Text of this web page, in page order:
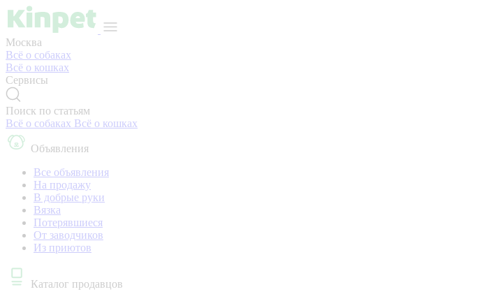
Москва
Всё о собаках
Всё о кошках
Сервисы
Поиск по статьям
Всё о собаках Всё о кошках
Объявления
Все объявления
На продажу
В добрые руки
Вязка
Потерявшиеся
От заводчиков
Из приютов
Каталог продавцов